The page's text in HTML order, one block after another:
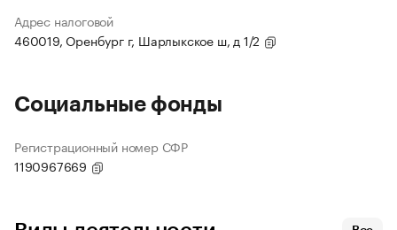
Адрес налоговой
460019, Оренбург г, Шарлыкское ш, д 1/2
Социальные фонды
Регистрационный номер СФР
1190967669